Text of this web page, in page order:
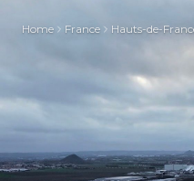
Home France Hauts-de-